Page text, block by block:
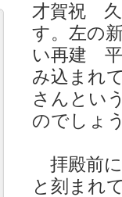
才賀祝 久
す。左の
い再建 平
み込まれ
さんとい
のでしょ
拝殿前に
と刻まれ